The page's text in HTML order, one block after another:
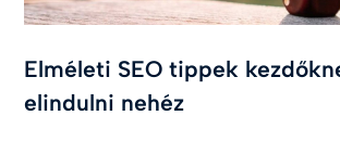
Elméleti SEO tippek
elindulni nehéz